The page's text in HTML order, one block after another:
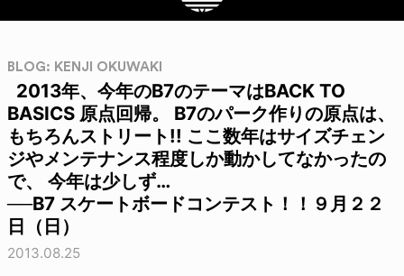
BLOG: KENJI OKUWAKI
2013年、今年のB7のテーマはBACK TO
BASICS 原点回帰。 B7のパーク作りの原点は、
もちろんストリート!! ここ数年はサイズチェン
ジやメンテナンス程度しか動かしてなかったの
で、 今年は少しず…
──B7 スケートボードコンテスト！！９月２２
日（日）
2013.08.25